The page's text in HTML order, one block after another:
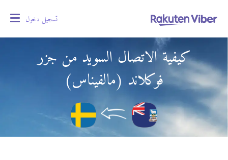
تسجيل دخول
كيفية الاتصال السويد من جزر
فوكلاند (مالفيناس)